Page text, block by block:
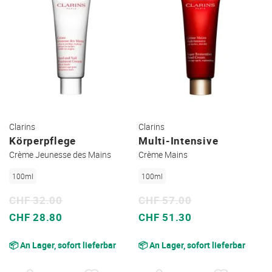
Clarins
Körperpflege
Crème Jeunesse des Mains
100ml
Sonderpreis
CHF 28.80
CHF 32.00
📦 An Lager, sofort lieferbar
Clarins
Multi-Intensive
Crème Mains
100ml
Sonderpreis
CHF 51.30
CHF 57.00
📦 An Lager, sofort lieferbar